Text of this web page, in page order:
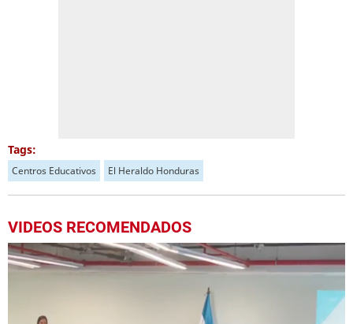
Tags:
Centros Educativos El Heraldo Honduras
VIDEOS RECOMENDADOS